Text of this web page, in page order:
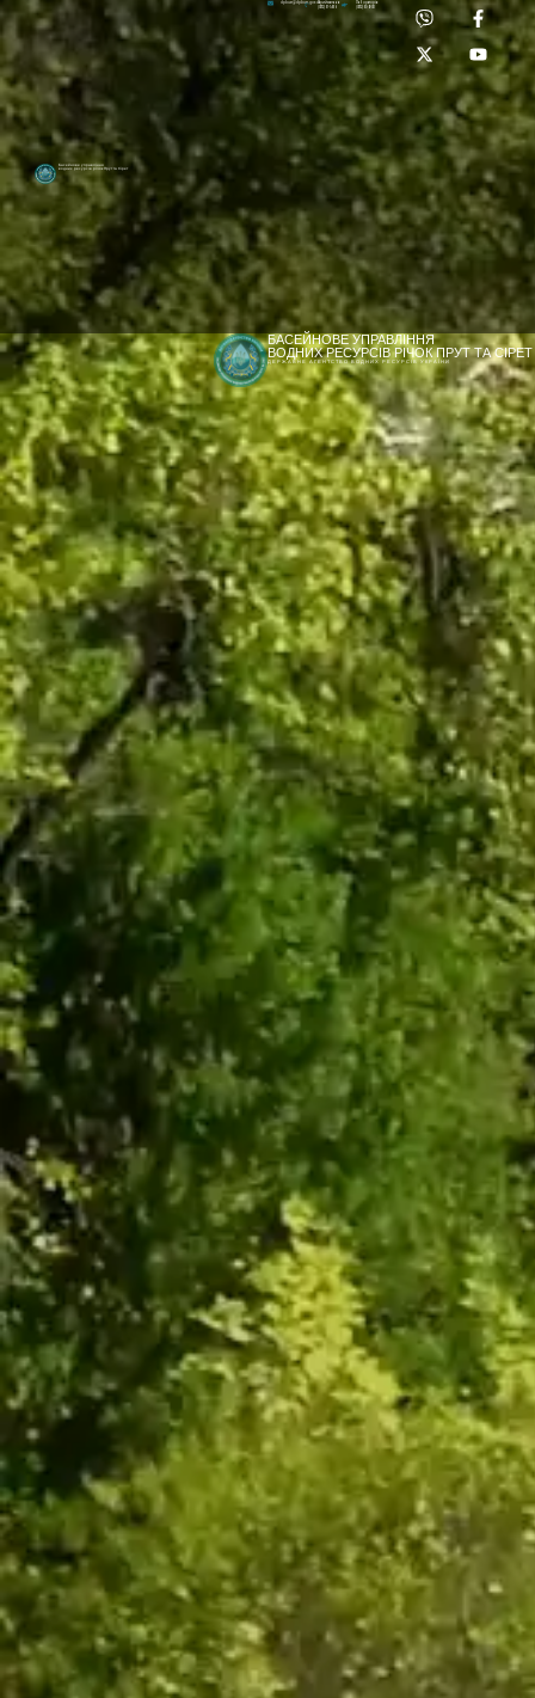
[newyear_garland]
Басейнове управління
водних ресурсів річок Прут та Сірет
Лабораторія:
(0372) 53-92-00
dpbuvr@dpbuvr.gov.uaПриймальня:
(0372) 51-14-56
БАСЕЙНОВЕ УПРАВЛІННЯ
ВОДНИХ РЕСУРСІВ РІЧОК ПРУТ ТА СІРЕТ
ДЕРЖАВНЕ АГЕНТСТВО ВОДНИХ РЕСУРСІВ УКРАЇНИ